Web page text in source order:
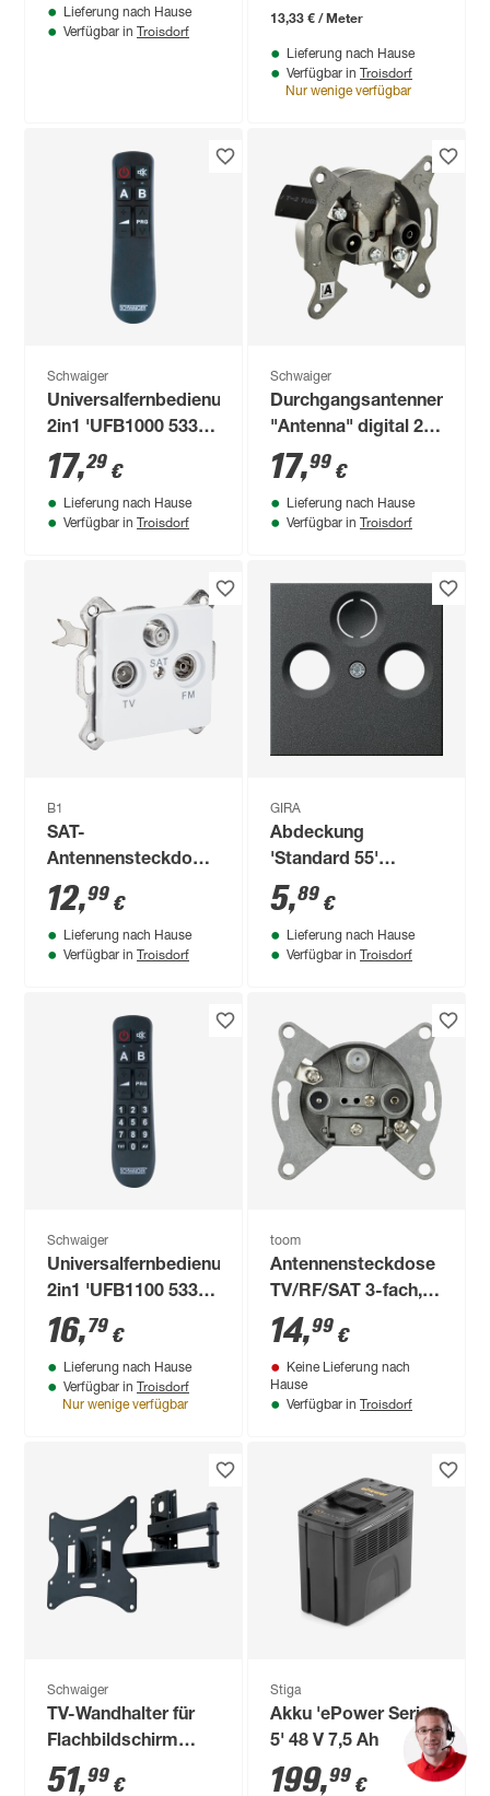
Lieferung nach Hause
Verfügbar in Troisdorf
13,33 € / Meter
Lieferung nach Hause
Verfügbar in Troisdorf
Nur wenige verfügbar
Schwaiger
Universalfernbedienung
2in1 'UFB1000 533' 8
Tasten
17,29 €
Lieferung nach Hause
Verfügbar in Troisdorf
Schwaiger
Durchgangsantennendose
"Antenna" digital 2-
Loch
17,99 €
Lieferung nach Hause
Verfügbar in Troisdorf
B1
SAT-
Antennensteckdose
weiß
12,99 €
Lieferung nach Hause
Verfügbar in Troisdorf
GIRA
Abdeckung
'Standard 55'
SAT/TV anthrazit
matt 7 x 7 cm
5,89 €
Lieferung nach Hause
Verfügbar in Troisdorf
Schwaiger
Universalfernbedienung
2in1 'UFB1100 533'
20 Tasten
16,79 €
Lieferung nach Hause
Verfügbar in Troisdorf
Nur wenige verfügbar
toom
Antennensteckdose
TV/RF/SAT 3-fach,
ohne Abdeckung
14,99 €
Keine Lieferung nach
Hause
Verfügbar in Troisdorf
Schwaiger
TV-Wandhalter für
Flachbildschirm
23"-42" bis 30 kg
51,99 €
Stiga
Akku 'ePower Serie
5' 48 V 7,5 Ah
199,99 €